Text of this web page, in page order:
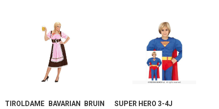
TIROLDAME BAVARIAN BRUIN
SUPER HERO 3-4J